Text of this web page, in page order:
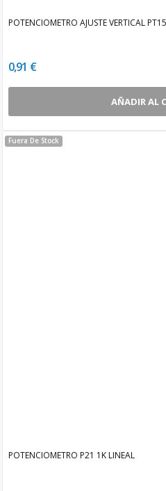
POTENCIOMETRO AJUSTE VERTICAL
0,91 €
AÑADIR AL
Fuera De Stock
POTENCIOMETRO P21 1K LINEAL